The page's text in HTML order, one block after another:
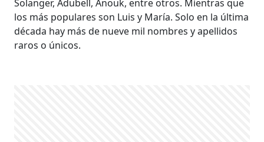
Solanger, Adubell, Anouk, entre otros. Mientras que
los más populares son Luis y María. Solo en la última
década hay más de nueve mil nombres y apellidos
raros o únicos.